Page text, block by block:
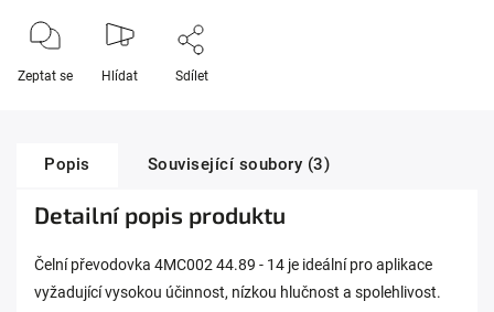
Zeptat se Hlídat Sdílet
Popis Související soubory (3)
Detailní popis produktu
Čelní převodovka 4MC002 44.89 - 14 je ideální pro aplikace
vyžadující vysokou účinnost, nízkou hlučnost a spolehlivost.